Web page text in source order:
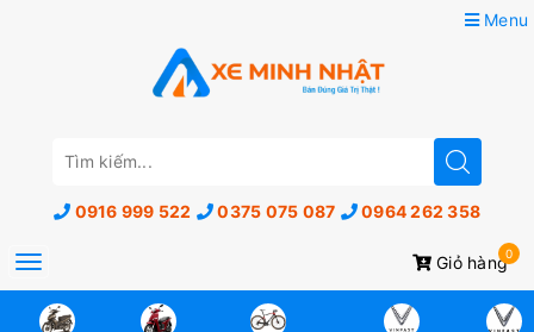
Menu
0916 999 522 0375 075 087 0964 262 358
Giỏ hàng0
Toggle
navigation